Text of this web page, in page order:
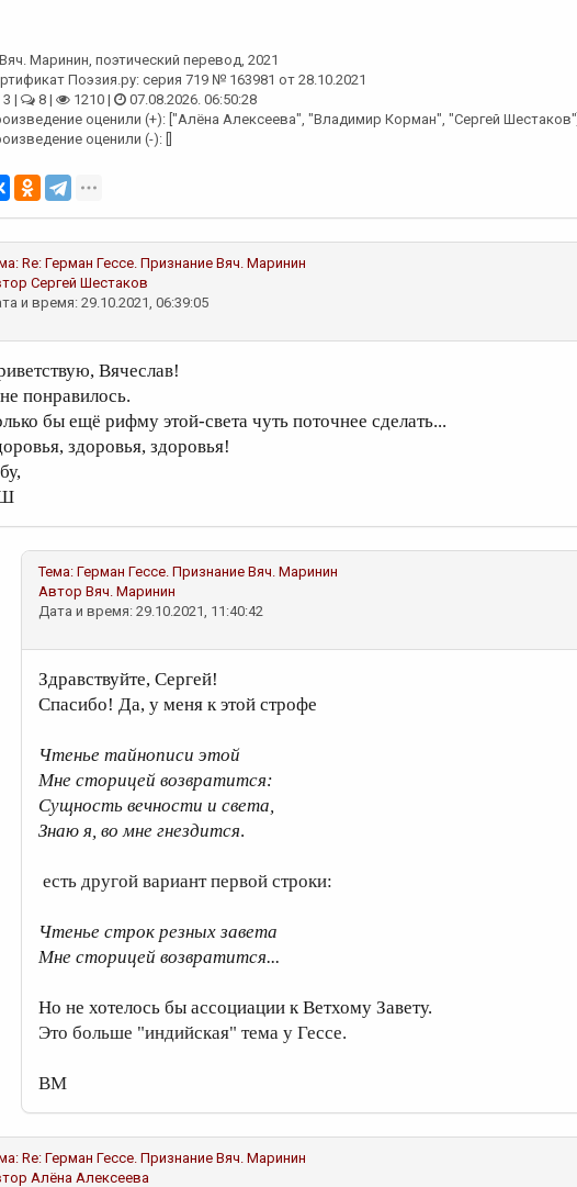
Вяч. Маринин, поэтический перевод, 2021
Поэзия.ру: серия 719 № 163981 от 28.10.2021
3 |
8 | 1210 |
07.08.2026. 06:50:28
оценили (+): ["Алёна Алексеева", "Владимир Корман", "Сергей Шестаков"]
оценили (-): []
Re: Герман Гессе. Признание Вяч. Маринин
Сергей Шестаков
и время: 29.10.2021, 06:39:05
Вячеслав!
понравилось.
бы ещё рифму этой-света чуть поточнее сделать...
здоровья, здоровья!
Тема: Герман Гессе. Признание Вяч. Маринин
Автор Вяч. Маринин
Дата и время: 29.10.2021, 11:40:42
Здравствуйте, Сергей!
Спасибо! Да, у меня к этой строфе
Чтеньe тайнописи этой
Мне сторицей возвратится:
Сущность вечности и света,
Знаю я, во мне гнездится.
есть другой вариант первой строки:
Чтеньe строк резных завета
Мне сторицей возвратится...
Но не хотелось бы ассоциации к Ветхому Завету.
Это больше "индийская" тема у Гессе.
ВМ
Re: Герман Гессе. Признание Вяч. Маринин
Алёна Алексеева